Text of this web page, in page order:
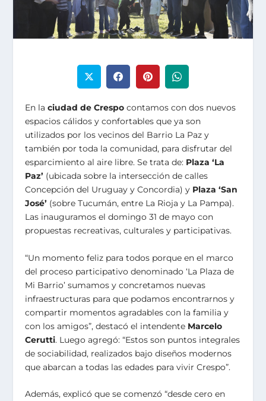
En laciudad de Crespo contamos con dos nuevos
espacios cálidos y confortables que ya son
utilizados por los vecinos del Barrio La Paz y
también por toda la comunidad, para disfrutar del
esparcimiento al aire libre. Se trata de: Plaza ‘La
Paz’ (ubicada sobre la intersección de calles
Concepción del Uruguay y Concordia) y Plaza ‘San
José’ (sobre Tucumán, entre La Rioja y La Pampa).
Las inauguramos el domingo 31 de mayo con
propuestas recreativas, culturales y participativas.
“Un momento feliz para todos porque en el marco
del proceso participativo denominado ‘La Plaza de
Mi Barrio’ sumamos y concretamos nuevas
infraestructuras para que podamos encontrarnos y
compartir momentos agradables con la familia y
con los amigos”, destacó el intendente Marcelo
Cerutti. Luego agregó: “Estos son puntos integrales
de sociabilidad, realizados bajo diseños modernos
que abarcan a todas las edades para vivir Crespo”.
Además, explicó que se comenzó “desde cero en